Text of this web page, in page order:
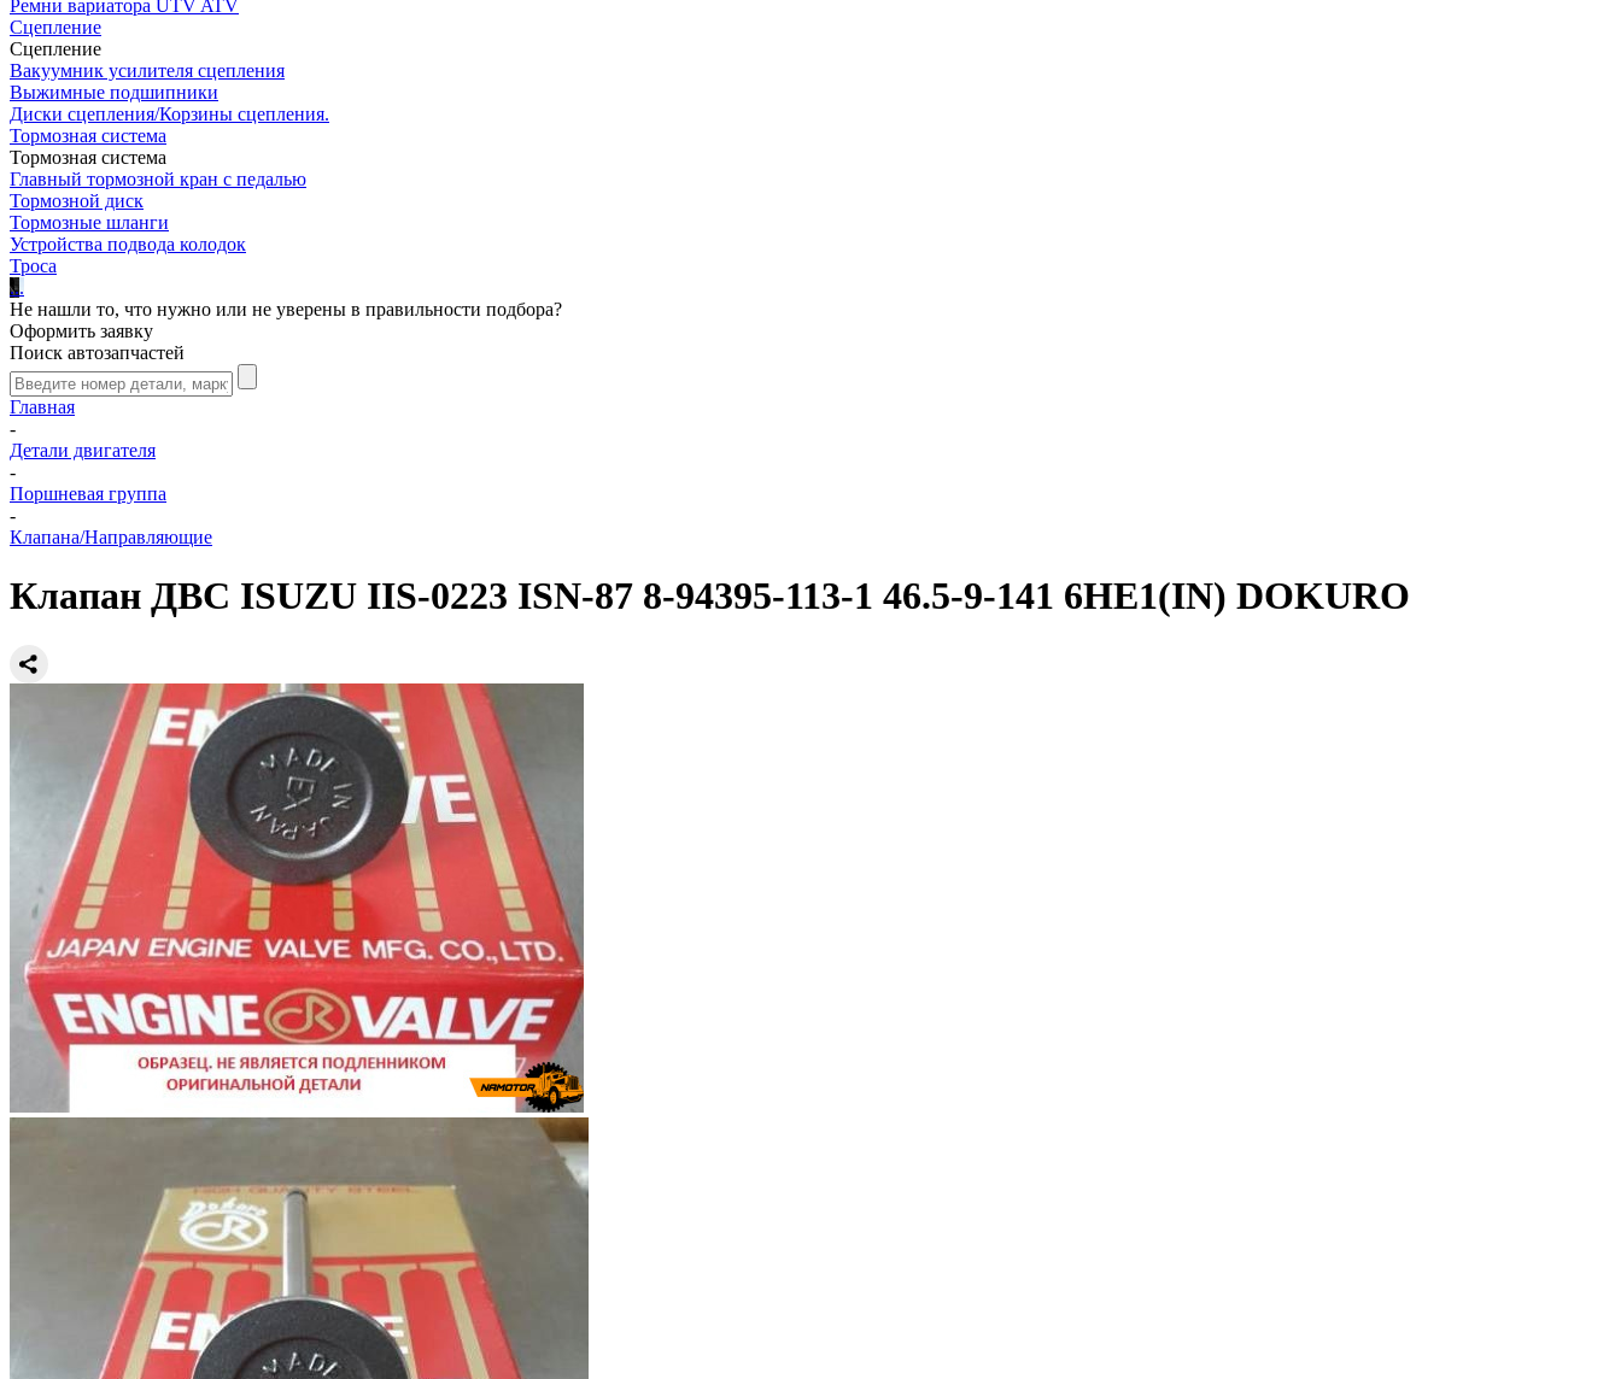
Ремни вариатора UTV ATV
Сцепление
Сцепление
Вакуумник усилителя сцепления
Выжимные подшипники
Диски сцепления/Корзины сцепления.
Тормозная система
Тормозная система
Главный тормозной кран с педалью
Тормозной диск
Тормозные шланги
Устройства подвода колодок
Троса
...
Не нашли то, что нужно или не уверены в правильности подбора?
Оформить заявку
Поиск автозапчастей
Главная
-
Детали двигателя
-
Поршневая группа
-
Клапана/Направляющие
Клапан ДВС ISUZU IIS-0223 ISN-87 8-94395-113-1 46.5-9-141 6HE1(IN) DOKURO